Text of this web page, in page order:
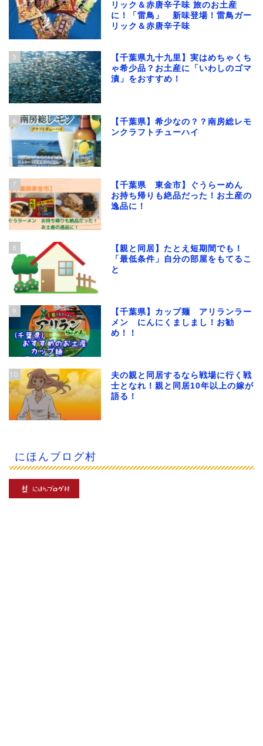
リック＆赤唐辛子味 旅のお土産
に！「雷鳥」 新味登場！雷鳥ガー
リック＆赤唐辛子味
5
【千葉県九十九里】実はめちゃくち
ゃ希少品？お土産に「いわしのゴマ
漬」をおすすめ！
6
【千葉県】希少なの？？南房総レモ
ンクラフトチューハイ
7
【千葉県 東金市】ぐうらーめん
お持ち帰りも絶品だった！お土産の
逸品に！
8
【親と同居】たとえ短期間でも！
「最低条件」自分の部屋をもてるこ
と
9
【千葉県】カップ麺 アリランラー
メン にんにくましまし！お勧
め！！
10
夫の親と同居するなら戦場に行く戦
士となれ！親と同居10年以上の嫁が
語る！
にほんブログ村